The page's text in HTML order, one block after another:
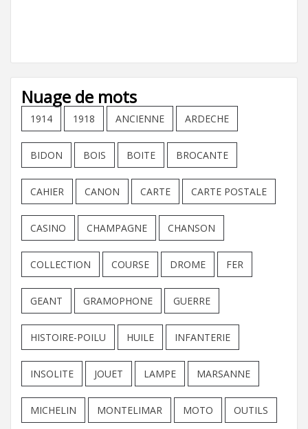
Nuage de mots
1914 1918 ANCIENNE ARDECHE
BIDON BOIS BOITE BROCANTE
CAHIER CANON CARTE CARTE POSTALE
CASINO CHAMPAGNE CHANSON
COLLECTION COURSE DROME FER
GEANT GRAMOPHONE GUERRE
HISTOIRE-POILU HUILE INFANTERIE
INSOLITE JOUET LAMPE MARSANNE
MICHELIN MONTELIMAR MOTO OUTILS